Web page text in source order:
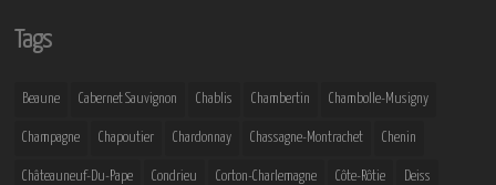
Tags
Beaune Cabernet Sauvignon Chablis Chambertin Chambolle-Musigny
Champagne Chapoutier Chardonnay Chassagne-Montrachet Chenin
Châteauneuf-Du-Pape Condrieu Corton-Charlemagne Côte-Rôtie Deiss